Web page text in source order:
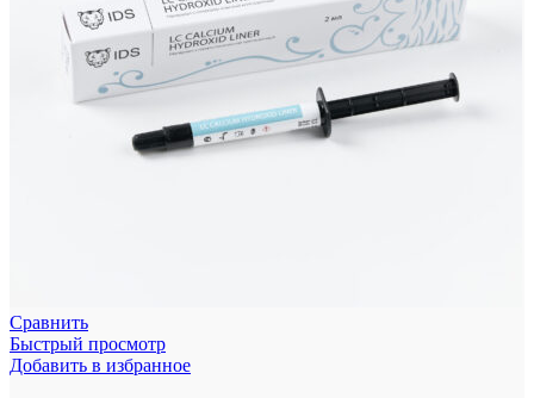
Сравнить
Быстрый просмотр
Добавить в избранное